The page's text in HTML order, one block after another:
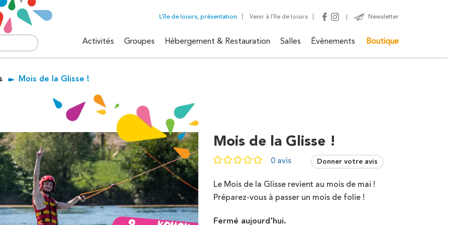
L’île de loisirs, présentation Venir à l’île de loisirs Newsletter
Activités Groupes Hébergement & Restauration Salles Évènements Boutique
Téléski nautique
Accrobranche
Ecole d'aventure
Nature
Stages été
Voile
Pêche
Ecole de cirque
Rafting
Mois de la Glisse !
Mois de la Glisse !
0 avis Donner votre avis
Le Mois de la Glisse revient au mois de mai !
Préparez-vous à passer un mois de folie !
Fermé aujourd'hui.